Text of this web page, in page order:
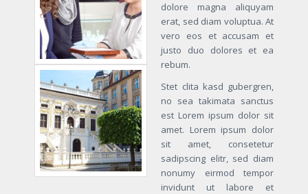
dolore magna aliquyam
erat, sed diam voluptua. At
vero eos et accusam et
justo duo dolores et ea
rebum.
Stet clita kasd gubergren,
no sea takimata sanctus
est Lorem ipsum dolor sit
amet. Lorem ipsum dolor
sit amet, consetetur
sadipscing elitr, sed diam
nonumy eirmod tempor
invidunt ut labore et